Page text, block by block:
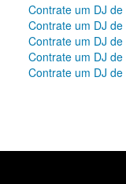
Contrate um DJ
Contrate um DJ
Contrate um DJ de
Contrate um DJ
Contrate um DJ de